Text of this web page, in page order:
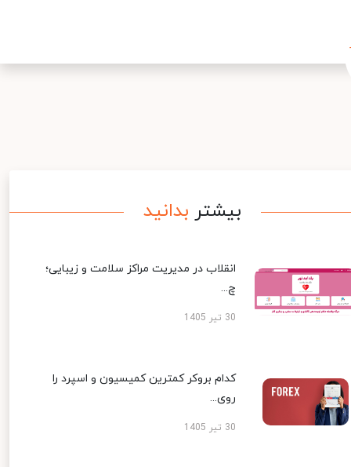
بیشتر بدانید
انقلاب در مدیریت مراکز سلامت و زیبایی؛
چ...
30 تیر 1405
کدام بروکر کمترین کمیسیون و اسپرد را
روی...
30 تیر 1405